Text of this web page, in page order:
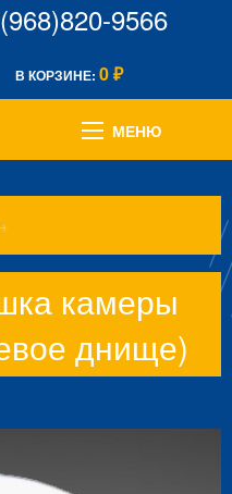
9566
В КОРЗИНЕ:0₽
МЕНЮ
камеры
днище)